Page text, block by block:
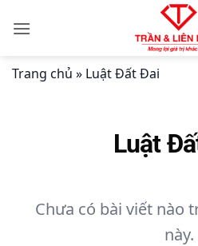
qua
dung
Trang chủ » Luật Đất Đai
Luật
Chưa có bài viết nào
này.